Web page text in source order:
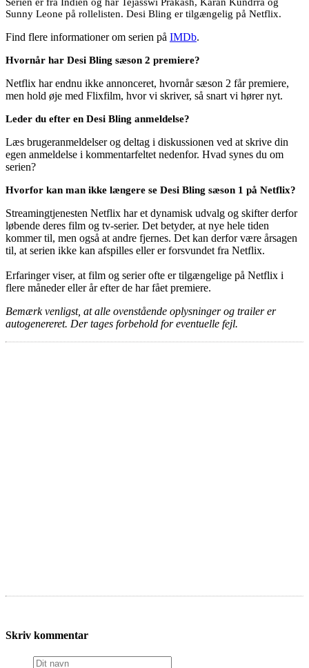
Sunny Leone på rollelisten. Desi Bling er tilgængelig på Netflix.
Find flere informationer om serien på IMDb.
Hvornår har Desi Bling sæson 2 premiere?
Netflix har endnu ikke annonceret, hvornår sæson 2 får premiere,
men hold øje med Flixfilm, hvor vi skriver, så snart vi hører nyt.
Leder du efter en Desi Bling anmeldelse?
Læs brugeranmeldelser og deltag i diskussionen ved at skrive din
egen anmeldelse i kommentarfeltet nedenfor. Hvad synes du om
serien?
Hvorfor kan man ikke længere se Desi Bling sæson 1 på Netflix?
Streamingtjenesten Netflix har et dynamisk udvalg og skifter derfor
løbende deres film og tv-serier. Det betyder, at nye hele tiden
kommer til, men også at andre fjernes. Det kan derfor være årsagen
til, at serien ikke kan afspilles eller er forsvundet fra Netflix.
Erfaringer viser, at film og serier ofte er tilgængelige på Netflix i
flere måneder eller år efter de har fået premiere.
Bemærk venligst, at alle ovenstående oplysninger og trailer er
autogenereret. Der tages forbehold for eventuelle fejl.
Skriv kommentar